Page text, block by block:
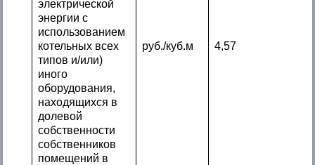
электрической
энергии с
использованием
котельных всех
типов и/или)
иного
оборудования,
находящихся в
долевой
собственности
собственников
помещений в
руб./куб.м 4,57